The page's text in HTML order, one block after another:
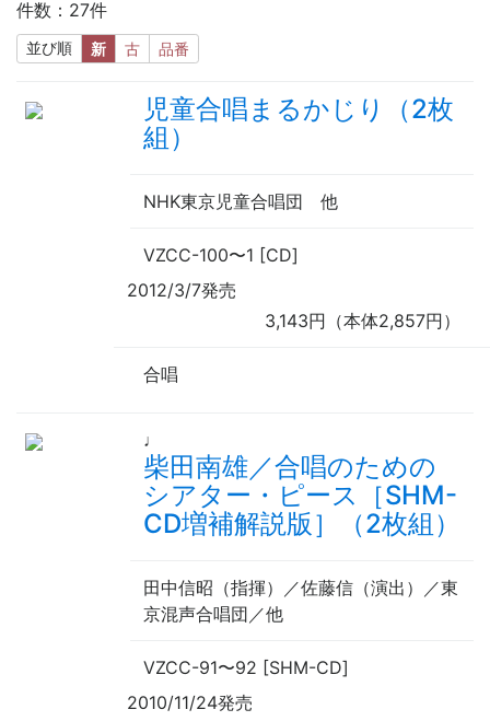
件数：27件
並び順 新 古 品番
児童合唱まるかじり（2枚
組）
NHK東京児童合唱団 他
VZCC-100〜1 [CD]
2012/3/7発売
3,143円（本体2,857円）
合唱
♩
柴田南雄／合唱のための
シアター・ピース［SHM-
CD増補解説版］（2枚組）
田中信昭（指揮）／佐藤信（演出 ）／東
京混声合唱団／他
VZCC-91〜92 [SHM-CD]
2010/11/24発売